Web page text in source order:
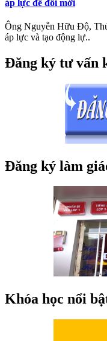
áp lực để đổi mới
Ông Nguyễn Hữu Độ,
áp lực và tạo động lự..
Đăng ký tư vấn
Đăng ký làm
Khóa học nổi